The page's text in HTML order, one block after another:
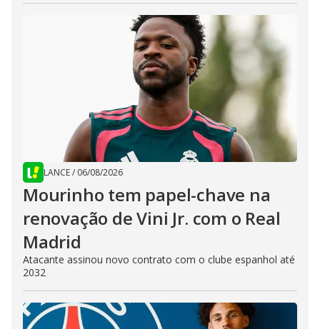
LANCE/ 06/08/2026
Mourinho tem papel-chave na
renovação de Vini Jr. com o Real
Madrid
Atacante assinou novo contrato com o clube espanhol até
2032